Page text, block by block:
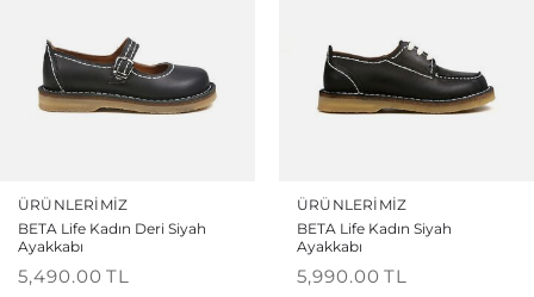
ÜRÜNLERIMIZ
BETA Life Kadın Deri Siyah
Ayakkabı
5,490.00 TL
ÜRÜNLERIMIZ
BETA Life Kadın Siyah
Ayakkabı
5,990.00 TL